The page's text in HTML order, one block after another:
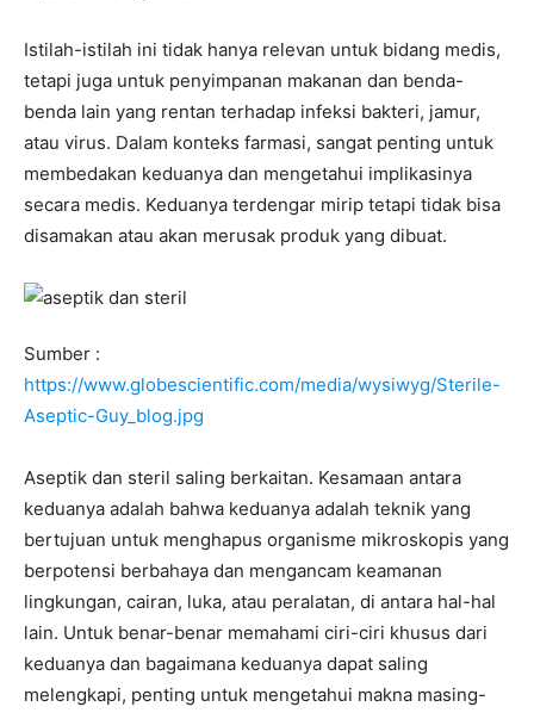
Istilah-istilah ini tidak hanya relevan untuk bidang medis,
tetapi juga untuk penyimpanan makanan dan benda-
benda lain yang rentan terhadap infeksi bakteri, jamur,
atau virus. Dalam konteks farmasi, sangat penting untuk
membedakan keduanya dan mengetahui implikasinya
secara medis. Keduanya terdengar mirip tetapi tidak bisa
disamakan atau akan merusak produk yang dibuat.
Sumber :
https://www.globescientific.com/media/wysiwyg/Sterile-
Aseptic-Guy_blog.jpg
Aseptik dan steril saling berkaitan. Kesamaan antara
keduanya adalah bahwa keduanya adalah teknik yang
bertujuan untuk menghapus organisme mikroskopis yang
berpotensi berbahaya dan mengancam keamanan
lingkungan, cairan, luka, atau peralatan, di antara hal-hal
lain. Untuk benar-benar memahami ciri-ciri khusus dari
keduanya dan bagaimana keduanya dapat saling
melengkapi, penting untuk mengetahui makna masing-